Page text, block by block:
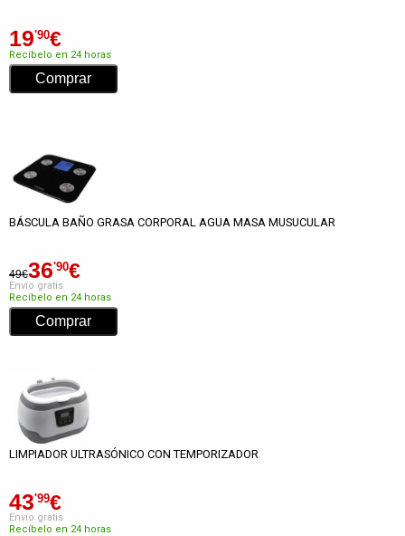
19'90€
Recíbelo en 24 horas
BÁSCULA BAÑO GRASA CORPORAL AGUA MASA MUSUCULAR
49€36'90€
Envío gratis
Recíbelo en 24 horas
LIMPIADOR ULTRASÓNICO CON TEMPORIZADOR
43'99€
Envío gratis
Recíbelo en 24 horas